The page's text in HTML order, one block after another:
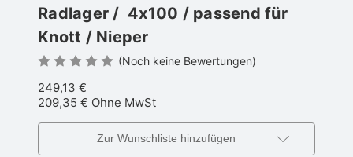
Radlager / 4x100 / passend für
Knott / Nieper
(Noch keine Bewertungen)
249,13 €
209,35 € Ohne MwSt
Zur Wunschliste hinzufügen